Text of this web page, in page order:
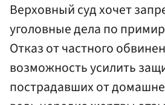
Верховный суд хочет
уголовные дела по
Отказ от частного
возможность усилить
пострадавших от